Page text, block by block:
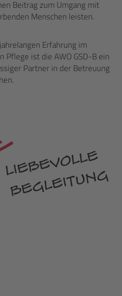
Beitrag zum Umgang mit
Menschen leisten.
Erfahrung im
Pflege ist die AWO GSD-B ein
Partner in der Betreuung